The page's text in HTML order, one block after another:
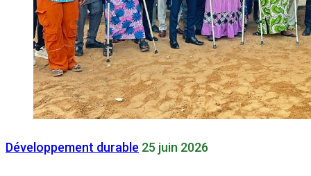
Développement durable 25 juin 2026